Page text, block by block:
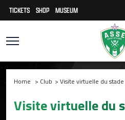
TICKETS SHOP MUSEUM
Home > Club > Visite virtuelle du stade
Visite virtuelle du